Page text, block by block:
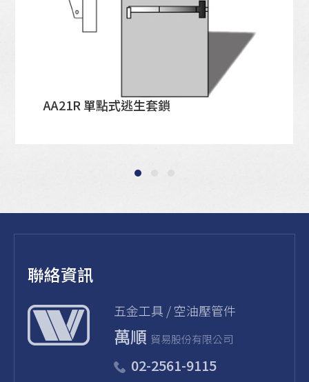
AA21R 單點式逃生套鎖
聯絡資訊
五金⼯具 / 空油壓管件
萬順 貿易股份有限公司
02-2561-9115